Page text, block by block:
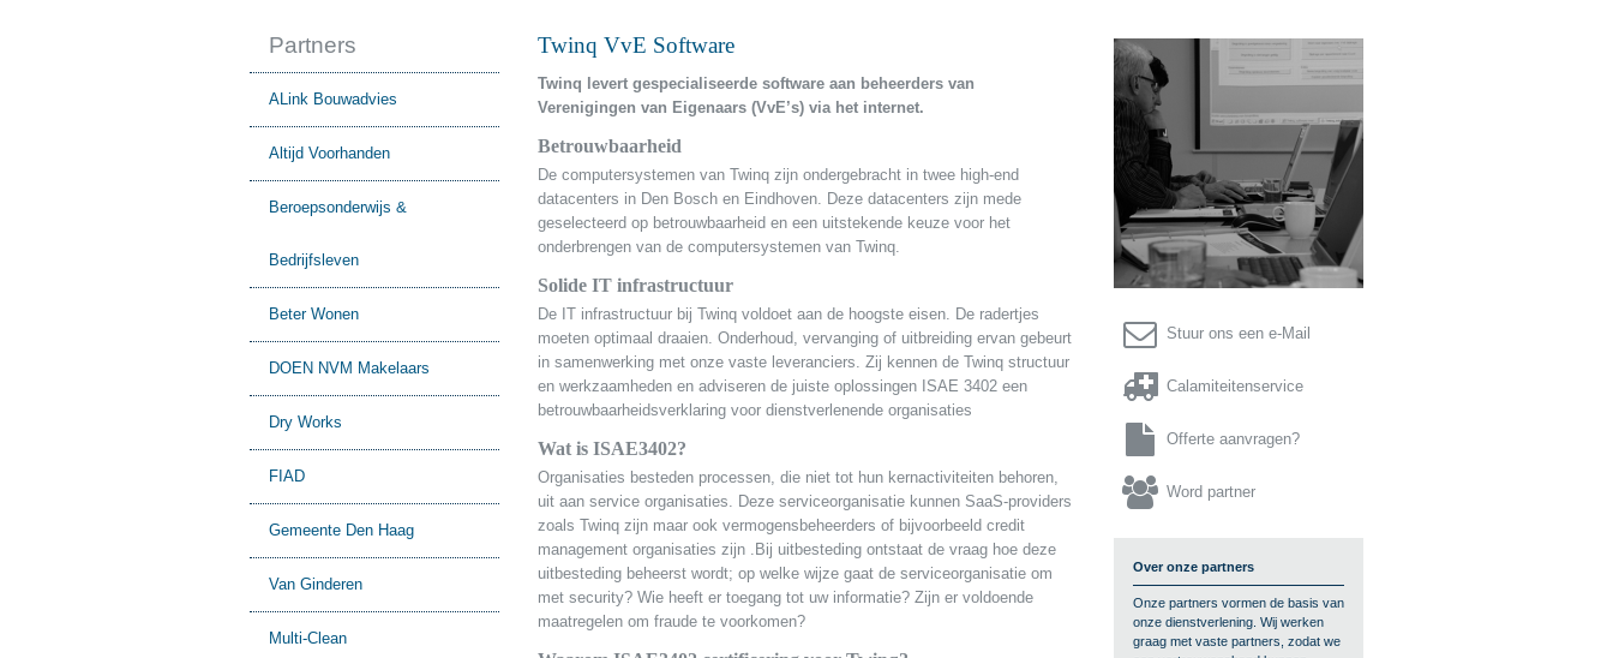
 Stuur ons een e-Mail
 Calamiteitenservice
 Offerte aanvragen?
 Word partner
Over onze partners
Onze partners vormen de basis van
onze dienstverlening. Wij werken
graag met vaste partners, zodat we
Twinq VvE Software
Twinq levert gespecialiseerde software aan beheerders van
Verenigingen van Eigenaars (VvE’s) via het internet.
Betrouwbaarheid
De computersystemen van Twinq zijn ondergebracht in twee high-end
datacenters in Den Bosch en Eindhoven. Deze datacenters zijn mede
geselecteerd op betrouwbaarheid en een uitstekende keuze voor het
onderbrengen van de computersystemen van Twinq.
Solide IT infrastructuur
De IT infrastructuur bij Twinq voldoet aan de hoogste eisen. De radertjes
moeten optimaal draaien. Onderhoud, vervanging of uitbreiding ervan gebeurt
in samenwerking met onze vaste leveranciers. Zij kennen de Twinq structuur
en werkzaamheden en adviseren de juiste oplossingen ISAE 3402 een
betrouwbaarheidsverklaring voor dienstverlenende organisaties
Wat is ISAE3402?
Organisaties besteden processen, die niet tot hun kernactiviteiten behoren,
uit aan service organisaties. Deze serviceorganisatie kunnen SaaS-providers
zoals Twinq zijn maar ook vermogensbeheerders of bijvoorbeeld credit
management organisaties zijn .Bij uitbesteding ontstaat de vraag hoe deze
uitbesteding beheerst wordt; op welke wijze gaat de serviceorganisatie om
met security? Wie heeft er toegang tot uw informatie? Zijn er voldoende
maatregelen om fraude te voorkomen?
Partners
ALink Bouwadvies
Altijd Voorhanden
Beroepsonderwijs &
Bedrijfsleven
Beter Wonen
DOEN NVM Makelaars
Dry Works
FIAD
Gemeente Den Haag
Van Ginderen
Multi-Clean